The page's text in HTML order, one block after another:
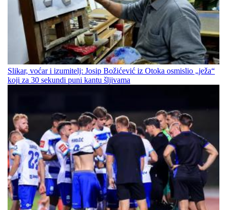
Slikar, voćar i izumitelj: Josip Božićević iz Otoka osmislio „ježa“
koji za 30 sekundi puni kantu šljivama